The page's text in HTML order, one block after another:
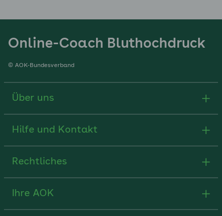
Online-Coach Bluthochdruck
© AOK-Bundesverband
Über uns
Hilfe und Kontakt
Rechtliches
Ihre AOK